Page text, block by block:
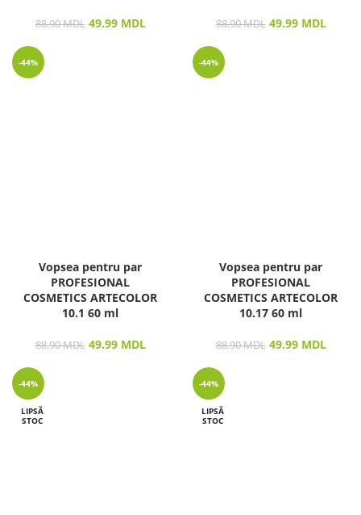
88.90MDL 49.99 MDL 88.90MDL 49.99 MDL
-44%
Vopsea pentru par
PROFESIONAL
COSMETICS ARTECOLOR
10.1 60 ml
88.90MDL 49.99 MDL
-44%
Vopsea pentru par
PROFESIONAL
COSMETICS ARTECOLOR
10.17 60 ml
88.90MDL 49.99 MDL
-44%
LIPSĂ
STOC
-44%
LIPSĂ
STOC